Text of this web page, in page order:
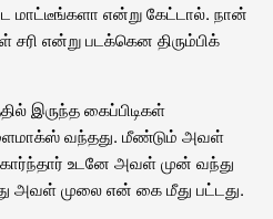
மாட்டீங்களா என்று கேட்டால். நான்
என்று படக்கென திரும்பிக்
இருந்த கைப்பிடிகள்
வந்தது. மீண்டும் அவள்
உடனே அவள் முன் வந்து
அவள் முலை என் கை மீது பட்டது.